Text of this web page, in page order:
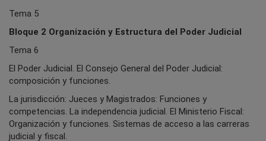
Tema 5
Bloque 2 Organización y Estructura del Poder Judicial
Tema 6
El Poder Judicial. El Consejo General del Poder Judicial:
composición y funciones.
La jurisdicción: Jueces y Magistrados: Funciones y
competencias. La independencia judicial. El Ministerio Fiscal:
Organización y funciones. Sistemas de acceso a las carreras
judicial y fiscal.